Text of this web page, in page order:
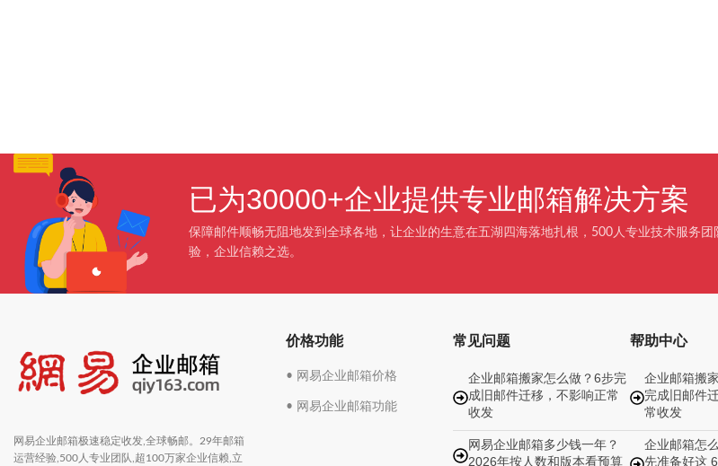
已为30000+企业提供专业邮箱解决方案
保障邮件顺畅无阻地发到全球各地，让企业的生意在五湖四海落地扎根，500人专业技术服务
验，企业信赖之选。
网易企业邮箱极速稳定收发,全球畅邮。29年邮箱
运营经验,500人专业团队,超100万家企业信赖,立
价格功能
• 网易企业邮箱价格
• 网易企业邮箱功能
常见问题
企业邮箱搬家怎么做？6步完
成旧邮件迁移，不影响正常
收发
网易企业邮箱多少钱一年？
2026年按人数和版本看预算
帮助中心
企业邮箱搬
完成旧邮件
常收发
企业邮箱怎
先准备好这